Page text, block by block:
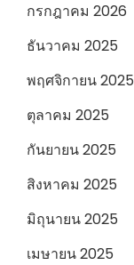
กรกฎาคม 2026
ธันวาคม 2025
พฤศจิกายน 2025
ตุลาคม 2025
กันยายน 2025
สิงหาคม 2025
มิถุนายน 2025
เมษายน 2025